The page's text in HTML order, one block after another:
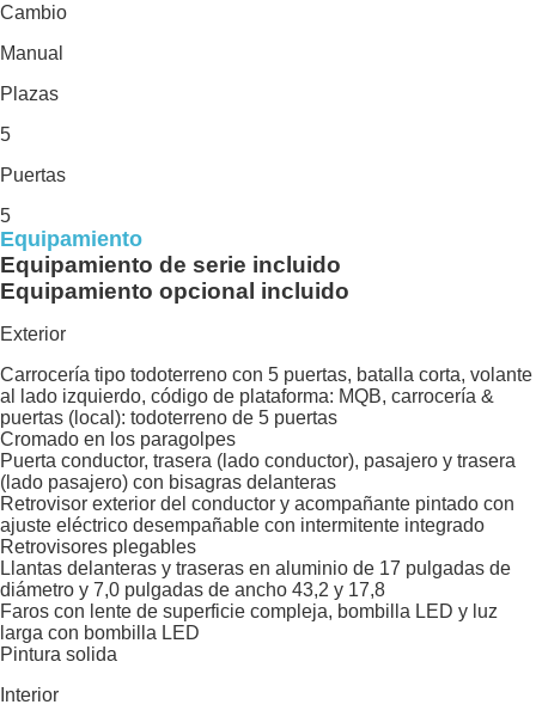
Cambio
Manual
Plazas
5
Puertas
5
Equipamiento
Equipamiento de serie incluido
Equipamiento opcional incluido
Exterior
Carrocería tipo todoterreno con 5 puertas, batalla corta, volante
al lado izquierdo, código de plataforma: MQB, carrocería &
puertas (local): todoterreno de 5 puertas
Cromado en los paragolpes
Puerta conductor, trasera (lado conductor), pasajero y trasera
(lado pasajero) con bisagras delanteras
Retrovisor exterior del conductor y acompañante pintado con
ajuste eléctrico desempañable con intermitente integrado
Retrovisores plegables
Llantas delanteras y traseras en aluminio de 17 pulgadas de
diámetro y 7,0 pulgadas de ancho 43,2 y 17,8
Faros con lente de superficie compleja, bombilla LED y luz
larga con bombilla LED
Pintura solida
Interior